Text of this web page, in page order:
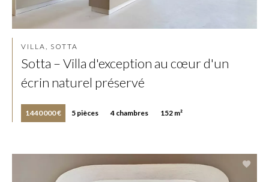
VILLA, SOTTA
Sotta – Villa d'exception au cœur d'un
écrin naturel préservé
1 440 000 € 5 pièces 4 chambres 152 m²